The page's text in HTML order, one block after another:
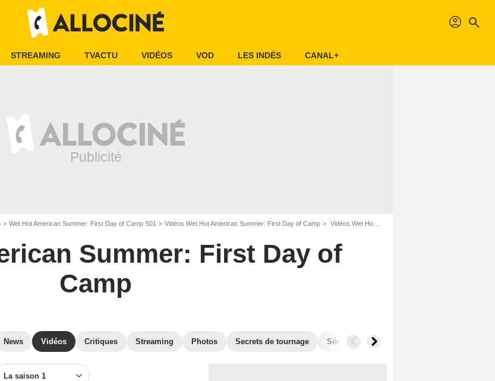
profil search
STREAMING TVACTU VIDÉOS VOD LES INDÉS CANAL+
Wet Hot American Summer: First Day of Camp S01 Vidéos Wet Hot American Summer: First Day of Camp Vidéos Wet Hot American Summer: First Day of Camp S01
Summer: First Day of
Camp
News Vidéos Critiques Streaming Photos Secrets de tournage Séries similaires
La saison 1